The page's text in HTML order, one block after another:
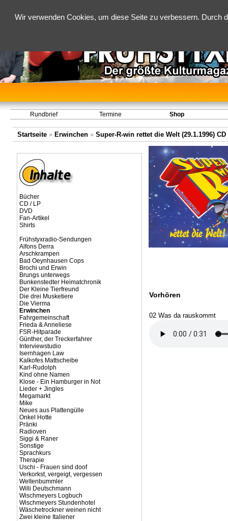
Wir verwenden Cookies, um diese Seite zu verbessern.
Rundbrief Termine Shop
Startseite» Erwinchen» Super-R-win rettet die Welt (29.1.1996) CD
Bücher
CD / LP
DVD
Fan-Artikel
Shirts
Frühstyxradio-Sendungen
Alfons Derra
Arschkrampen
Bad Oeynhausen Cops
Brochi und Erwin
Brungs unterwegs
Bunkenstedter Heimatchronik
Der Kleine Tierfreund
Die drei Musketiere
Die Vierma
Erwinchen
Fahrgemeinschaft
Frieda & Anneliese
FSR-Hitparade
Günther, der Treckerfahrer
Interviewstudio
Isernhagen Law
Kalkofes Mattscheibe
Karl-Rudolph
Kind ohne Namen
Klose - Ein Hamburger in Not
Lieder + Jingles
Megamarkt
Mike
Neues aus Plattengülle
Onkel Hotte
Pränki
Radioven
Siggi & Raner
Sonstige
Sprachkurs
Therapie
Uschi - Frauen sind doof
Verkorkst, vergeigt, vergessen
Weltenbummler
Willi Deutschmann
Wischmeyers Logbuch
Wischmeyers Stundenhotel
Wäschetrockner weinen nicht
Zwei kleine Italiener
Vorhören
02 Was da rauskommt